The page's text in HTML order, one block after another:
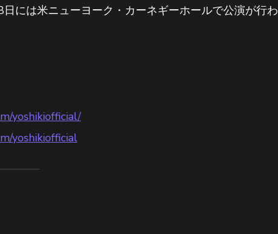
には米ニューヨーク・カーネギーホールで公演が行わ
yoshikiofficial/
yoshikiofficial